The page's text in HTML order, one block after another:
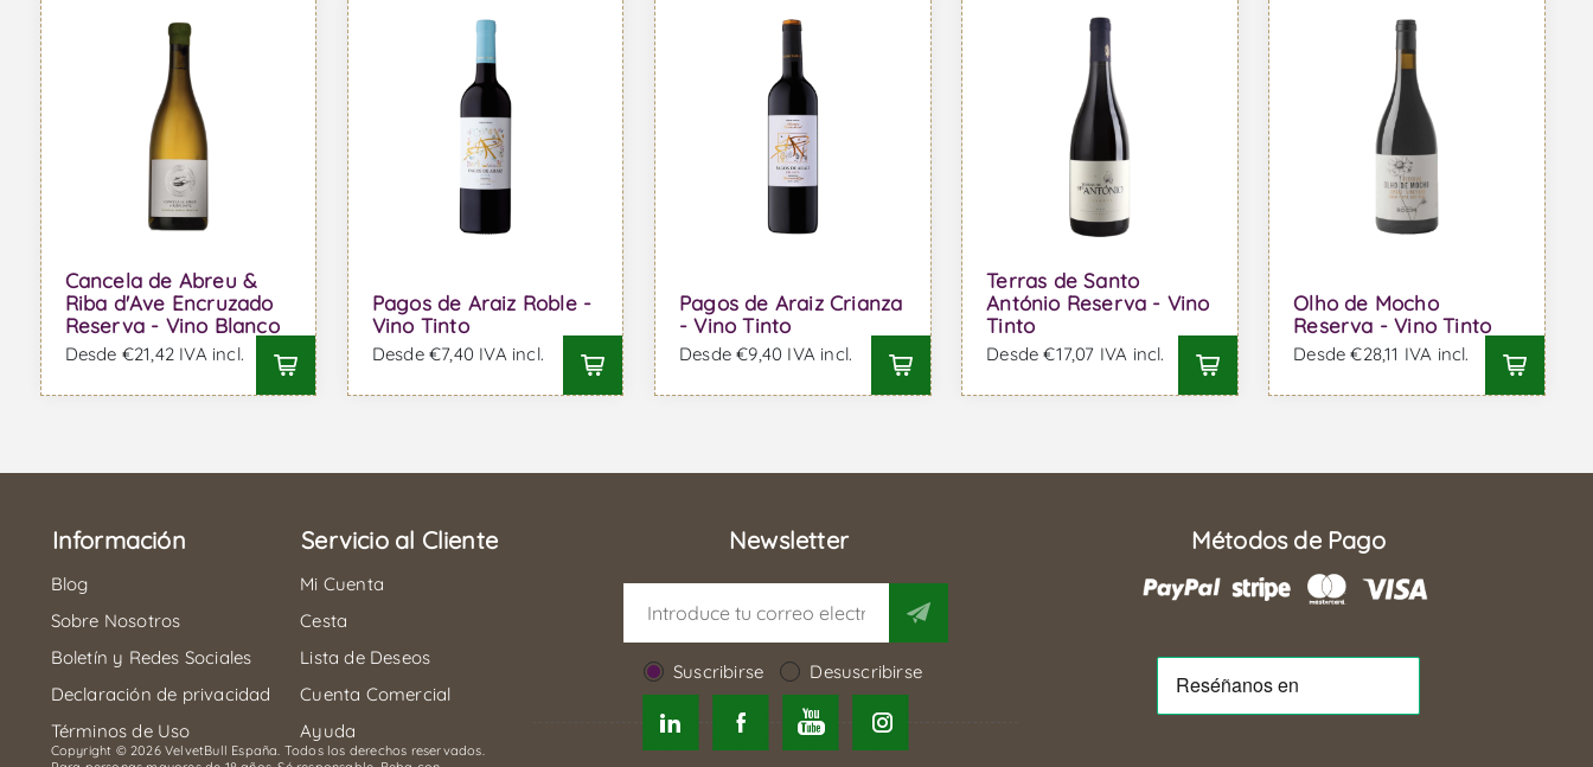
Cancela de Abreu &
Riba d'Ave Encruzado
Reserva - Vino Blanco
Desde €21,42 IVA incl.
Pagos de Araiz Roble -
Vino Tinto
Desde €7,40 IVA incl.
Pagos de Araiz Crianza
- Vino Tinto
Desde €9,40 IVA incl.
Terras de Santo
António Reserva - Vino
Tinto
Desde €17,07 IVA incl.
Olho de Mocho
Reserva - Vino Tinto
Desde €28,11 IVA incl.
Información
Blog
Sobre Nosotros
Boletín y Redes Sociales
Declaración de privacidad
Términos de Uso
Servicio al Cliente
Mi Cuenta
Cesta
Lista de Deseos
Cuenta Comercial
Ayuda
Newsletter
Suscribirse Desuscribirse
Métodos de Pago
Copyright © 2026 VelvetBull España. Todos los derechos reservados.